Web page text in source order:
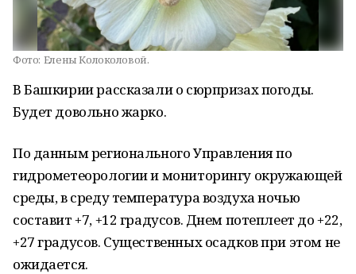
Фото: Елены Колоколовой.
В Башкирии рассказали о сюрпризах погоды.
Будет довольно жарко.
По данным регионального Управления по
гидрометеорологии и мониторингу окружающей
среды, в среду температура воздуха ночью
составит +7, +12 градусов. Днем потеплеет до +22,
+27 градусов. Существенных осадков при этом не
ожидается.